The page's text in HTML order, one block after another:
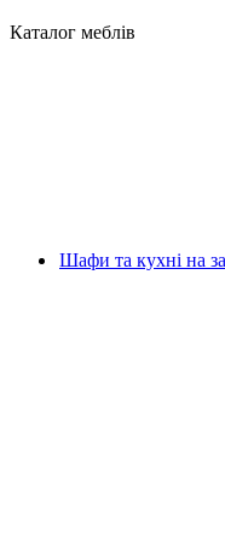
Каталог меблів
Шафи та кухні на